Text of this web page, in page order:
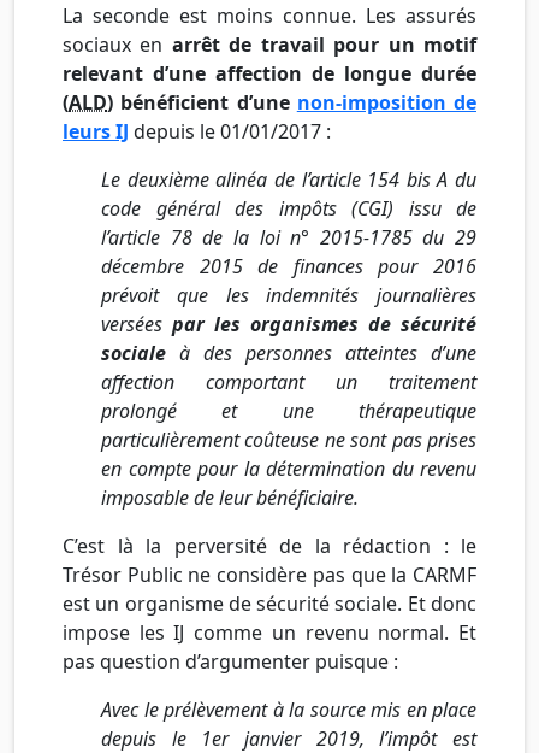
La seconde est moins connue. Les assurés
sociaux en arrêt de travail pour un motif
relevant d’une affection de longue durée
(ALD) bénéficient d’une non-imposition de
leurs IJ depuis le 01/01/2017 :
Le deuxième alinéa de l’article 154 bis A du
code général des impôts (CGI) issu de
l’article 78 de la loi n° 2015-1785 du 29
décembre 2015 de finances pour 2016
prévoit que les indemnités journalières
versées par les organismes de sécurité
sociale à des personnes atteintes d’une
affection comportant un traitement
prolongé et une thérapeutique
particulièrement coûteuse ne sont pas prises
en compte pour la détermination du revenu
imposable de leur bénéficiaire.
C’est là la perversité de la rédaction : le
Trésor Public ne considère pas que la CARMF
est un organisme de sécurité sociale. Et donc
impose les IJ comme un revenu normal. Et
pas question d’argumenter puisque :
Avec le prélèvement à la source mis en place
depuis le 1er janvier 2019, l’impôt est